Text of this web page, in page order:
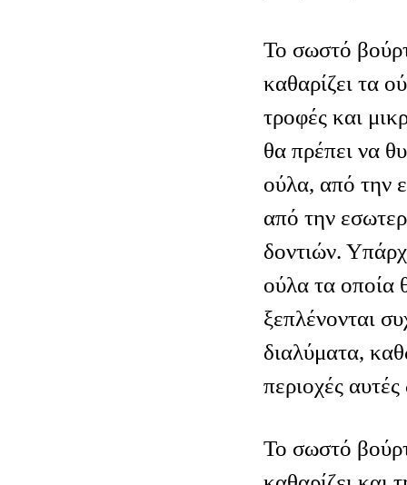
Το σωστό
καθαρίζει τα
τροφές και
θα πρέπει να
ούλα, από την
από την
δοντιών.
ούλα τα οποία
ξεπλένονται
διαλύματα,
περιοχές
Το σωστό